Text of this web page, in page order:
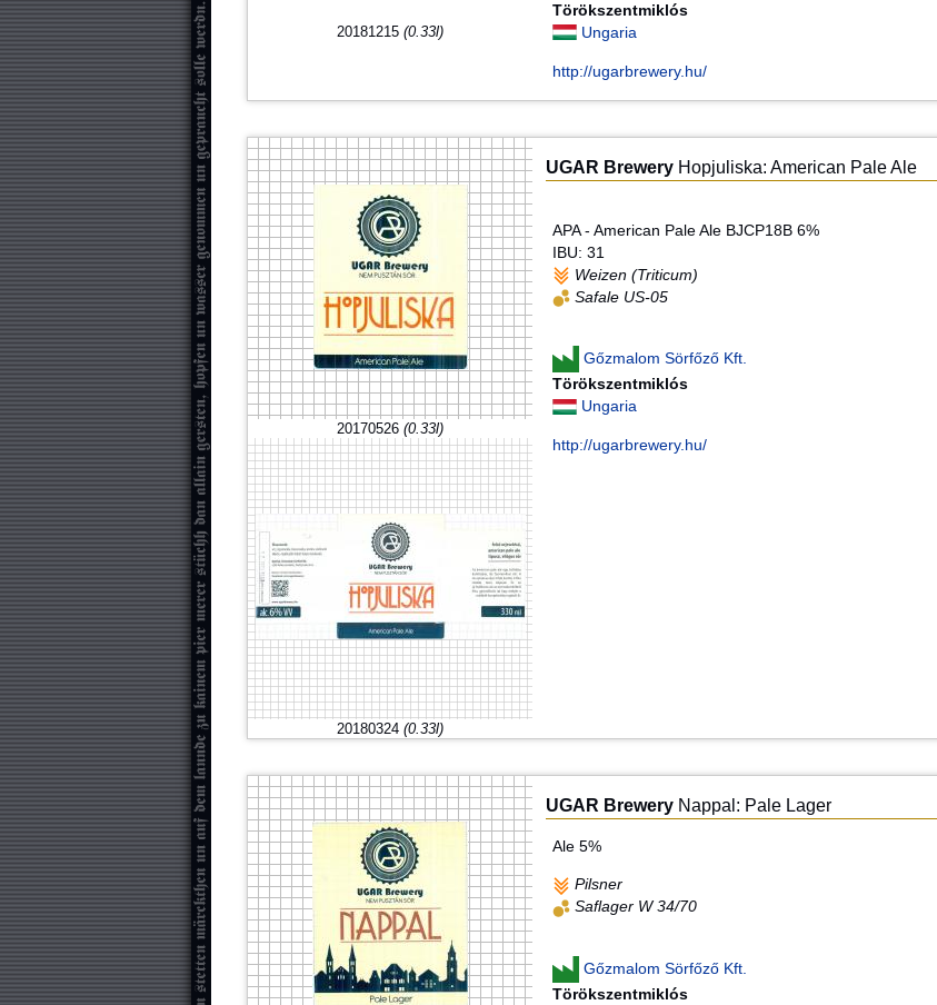
20181215 (0.33l)
Törökszentmiklós
Ungaria
http://ugarbrewery.hu/
20170526 (0.33l)
20180324 (0.33l)
UGAR Brewery Hopjuliska: American Pale Ale
APA - American Pale Ale BJCP18B 6%
IBU: 31
Weizen (Triticum)
Safale US-05
Gőzmalom Sörfőző Kft.
Törökszentmiklós
Ungaria
http://ugarbrewery.hu/
UGAR Brewery Nappal: Pale Lager
Ale 5%
Pilsner
Saflager W 34/70
Gőzmalom Sörfőző Kft.
Törökszentmiklós